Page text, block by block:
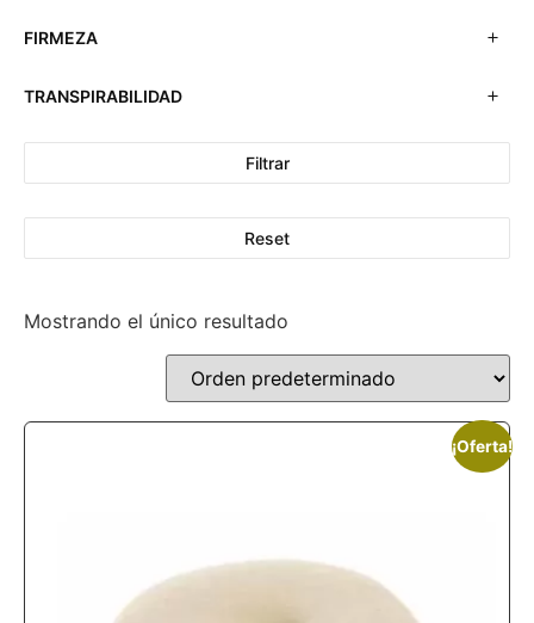
FIRMEZA
TRANSPIRABILIDAD
Filtrar
Reset
Mostrando el único resultado
¡Oferta!